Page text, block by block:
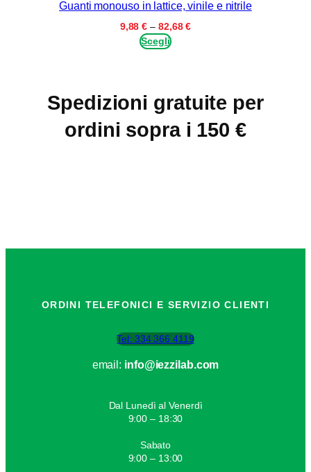
Guanti monouso in lattice, vinile e nitrile
9,88€ – 82,68€Fascia
82,68 €
Scegli
Spedizioni gratuite per
ordini sopra i 150 €
ORDINI TELEFONICI E SERVIZIO CLIENTI
Tel: 334 366 4119
email: info@iezzilab.com
Dal Lunedì al Venerdì
9:00 – 18:30
Sabato
9:00 – 13:00